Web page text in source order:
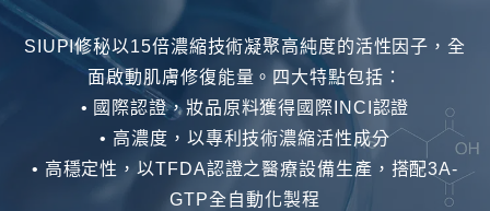
SIUPI修秘以15倍濃縮技術凝聚高純度的活性因子，全
面啟動肌膚修復能量。四大特點包括：
• 國際認證，妝品原料獲得國際INCI認證
• 高濃度，以專利技術濃縮活性成分
• 高穩定性，以TFDA認證之醫療設備生產，搭配3A-
GTP全自動化製程